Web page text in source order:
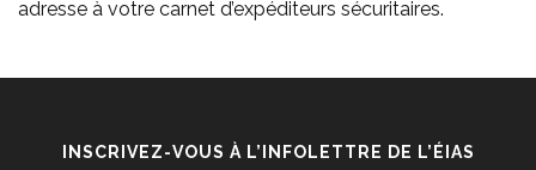
adresse à votre carnet d’expéditeurs sécuritaires.
INSCRIVEZ-VOUS À L’INFOLETTRE DE L’ÉIAS